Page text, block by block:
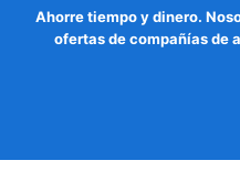
Ahorre tiempo y dinero.
ofertas de compañías de